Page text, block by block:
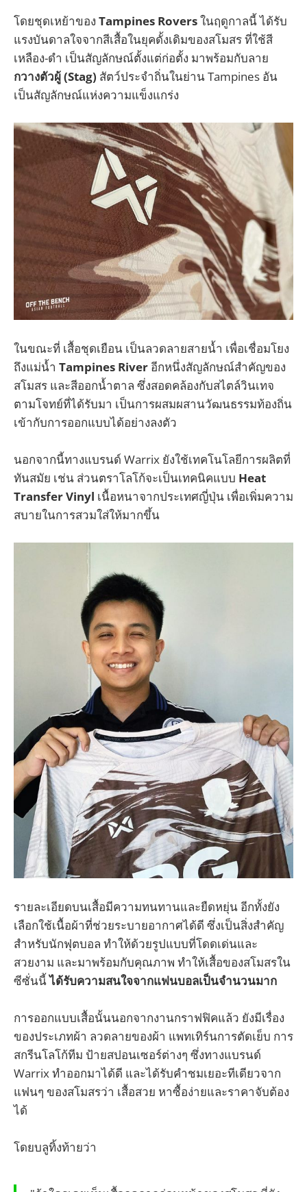
โดยชุดเหย้าของ Tampines Roversในฤดูกาลนี้ ได้รับ
แรงบันดาลใจจากสีเสื้อในยุคดั้งเดิมของสโมสร ที่ใช้สี
เหลือง-ดำ เป็นสัญลักษณ์ตั้งแต่ก่อตั้ง มาพร้อมกับลาย
กวางตัวผู้ (Stag) สัตว์ประจำถิ่นในย่าน Tampines อัน
เป็นสัญลักษณ์แห่งความแข็งแกร่ง
ในขณะที่ เสื้อชุดเยือน เป็นลวดลายสายน้ำ เพื่อเชื่อมโยง
ถึงแม่น้ำ Tampines River อีกหนึ่งสัญลักษณ์สำคัญของ
สโมสร และสีออกน้ำตาล ซึ่งสอดคล้องกับสไตล์วินเทจ
ตามโจทย์ที่ได้รับมา เป็นการผสมผสานวัฒนธรรมท้องถิ่น
เข้ากับการออกแบบได้อย่างลงตัว
นอกจากนี้ทางแบรนด์ Warrix ยังใช้เทคโนโลยีการผลิตที่
ทันสมัย เช่น ส่วนตราโลโก้จะเป็นเทคนิคแบบ Heat
Transfer Vinyl เนื้อหนาจากประเทศญี่ปุ่น เพื่อเพิ่มความ
สบายในการสวมใส่ให้มากขึ้น
รายละเอียดบนเสื้อมีความทนทานและยืดหยุ่น อีกทั้งยัง
เลือกใช้เนื้อผ้าที่ช่วยระบายอากาศได้ดี ซึ่งเป็นสิ่งสำคัญ
สำหรับนักฟุตบอล ทำให้ด้วยรูปแบบที่โดดเด่นและ
สวยงาม และมาพร้อมกับคุณภาพ ทำให้เสื้อของสโมสรใน
ซีซั่นนี้ได้รับความสนใจจากแฟนบอลเป็นจำนวนมาก
การออกแบบเสื้อนั้นนอกจากงานกราฟฟิคแล้ว ยังมีเรื่อง
ของประเภทผ้า ลวดลายของผ้า แพทเทิร์นการตัดเย็บ การ
สกรีนโลโก้ทีม ป้ายสปอนเซอร์ต่างๆ ซึ่งทางแบรนด์
Warrix ทำออกมาได้ดี และได้รับคำชมเยอะทีเดียวจาก
แฟนๆ ของสโมสรว่า เสื้อสวย หาซื้อง่ายและราคาจับต้อง
ได้
โดยบลูทิ้งท้ายว่า